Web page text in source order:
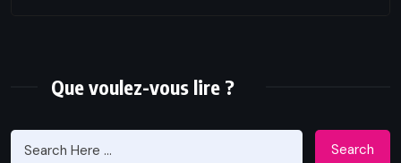
Que voulez-vous lire ?
Search